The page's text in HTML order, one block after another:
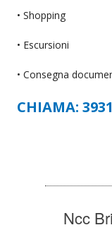
• Shopping
• Escursioni
• Consegna
CHIAMA:
Ncc